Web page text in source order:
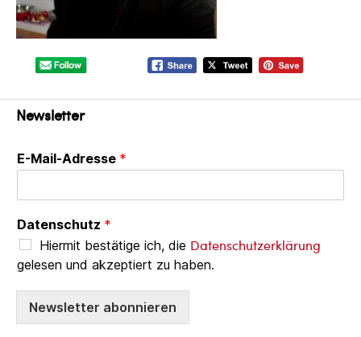
Newsletter
E-Mail-Adresse *
Datenschutz *
Hiermit bestätige ich, die Datenschutzerklärung
gelesen und akzeptiert zu haben.
Newsletter abonnieren